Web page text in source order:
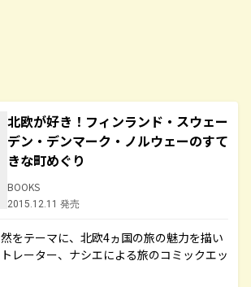
北欧が好き！フィンランド・スウェー
デン・デンマーク・ノルウェーのすて
きな町めぐり
BOOKS
2015.12.11 発売
をテーマに、北欧4ヵ国の旅の魅力を描い
レーター、ナシエによる旅のコミックエッ